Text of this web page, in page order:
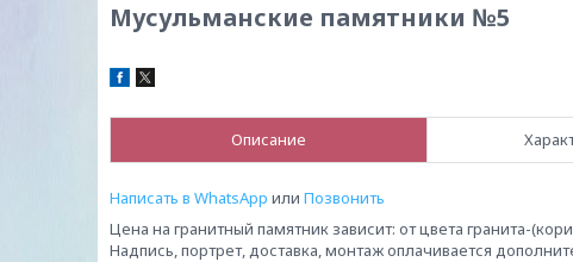
Мусульманские памятники №5
Описание
Написать в WhatsApp или Позвонить
Цена на гранитный памятник зависит: от цвета гранита-
Надпись, портрет, доставка, монтаж оплачивается